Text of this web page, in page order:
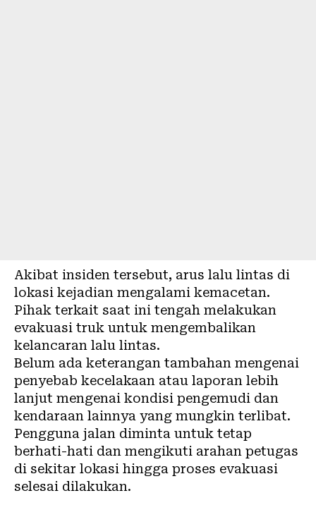
Akibat insiden tersebut, arus lalu lintas di
lokasi kejadian mengalami kemacetan.
Pihak terkait saat ini tengah melakukan
evakuasi truk untuk mengembalikan
kelancaran lalu lintas.
Belum ada keterangan tambahan mengenai
penyebab kecelakaan atau laporan lebih
lanjut mengenai kondisi pengemudi dan
kendaraan lainnya yang mungkin terlibat.
Pengguna jalan diminta untuk tetap
berhati-hati dan mengikuti arahan petugas
di sekitar lokasi hingga proses evakuasi
selesai dilakukan.